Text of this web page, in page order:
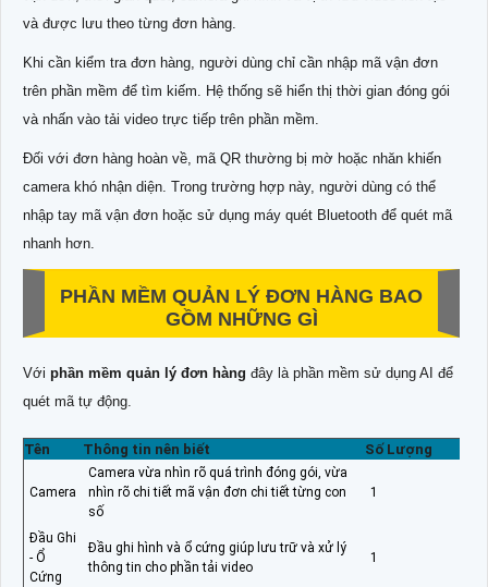
và được lưu theo từng đơn hàng.
Khi cần kiểm tra đơn hàng, người dùng chỉ cần nhập mã vận đơn
trên phần mềm để tìm kiếm. Hệ thống sẽ hiển thị thời gian đóng gói
và nhấn vào tải video trực tiếp trên phần mềm.
Đối với đơn hàng hoàn về, mã QR thường bị mờ hoặc nhăn khiến
camera khó nhận diện. Trong trường hợp này, người dùng có thể
nhập tay mã vận đơn hoặc sử dụng máy quét Bluetooth để quét mã
nhanh hơn.
PHẦN MỀM QUẢN LÝ ĐƠN HÀNG BAO
GỒM NHỮNG GÌ
Với phần mềm quản lý đơn hàng đây là phần mềm sử dụng AI để
quét mã tự động.
Tên Thông tin nên biết Số Lượng
Camera
Camera vừa nhìn rõ quá trình đóng gói, vừa
nhìn rõ chi tiết mã vận đơn chi tiết từng con
số
1
Đầu Ghi
- Ổ
Cứng
Đầu ghi hình và ổ cứng giúp lưu trữ và xử lý
thông tin cho phần tải video
1